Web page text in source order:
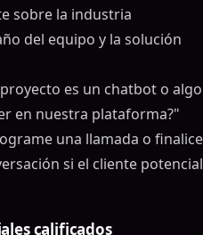
sobre la industria
del equipo y la solución
proyecto es un chatbot o algo
en nuestra plataforma?"
una llamada o finalice
si el cliente potencial
calificados